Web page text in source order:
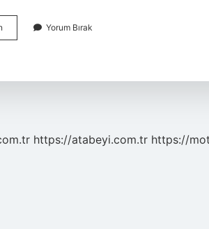
Sanatsal
Imge
Yorum Bırak
https://atabeyi.com.tr https://